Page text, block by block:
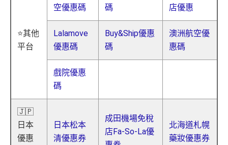
⭐其他
平台
空優惠碼
碼
店優惠
Lalamove
優惠碼
Buy&Ship優惠
碼
澳洲航空優
惠碼
戲院優惠
碼
🇯🇵
日本
優惠
日本松本
清優惠券
成田機場免稅
店Fa-So-La優
北海道札幌
藥妝優惠券